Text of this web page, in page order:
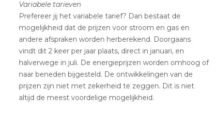
Variabele tarieven
Prefereer jij het variabele tarief? Dan bestaat de
mogelijkheid dat de prijzen voor stroom en gas en
andere afspraken worden herberekend. Doorgaans
vindt dit 2 keer per jaar plaats, direct in januari, en
halverwege in juli. De energieprijzen worden omhoog of
naar beneden bijgesteld. De ontwikkelingen van de
prijzen zijn niet met zekerheid te zeggen. Dit is niet
altijd de meest voordelige mogelijkheid.